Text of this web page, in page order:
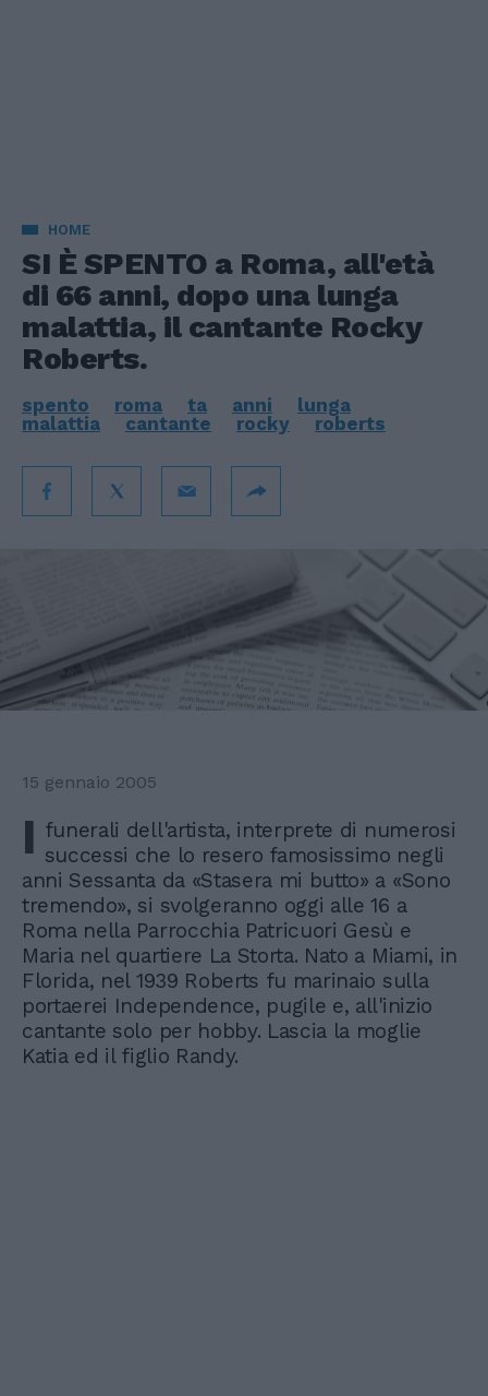
HOME
SI È SPENTO a Roma, all'età
di 66 anni, dopo una lunga
malattia, il cantante Rocky
Roberts.
spento roma ta anni
lunga
malattia
cantante rocky roberts
15 gennaio 2005
I funerali dell'artista, interprete di numerosi
successi che lo resero famosissimo negli
anni Sessanta da «Stasera mi butto» a «Sono
tremendo», si svolgeranno oggi alle 16 a
Roma nella Parrocchia Patricuori Gesù e
Maria nel quartiere La Storta. Nato a Miami, in
Florida, nel 1939 Roberts fu marinaio sulla
portaerei Independence, pugile e, all'inizio
cantante solo per hobby. Lascia la moglie
Katia ed il figlio Randy.